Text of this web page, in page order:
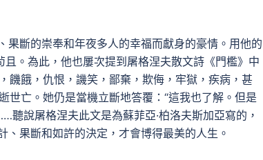
斷的崇奉和年夜多人的幸福而獻身的豪情。用他的
。為此，他也屢次提到屠格涅夫散文詩《門檻》中
饑餓，仇恨，譏笑，鄙棄，欺侮，牢獄，疾病，甚
世亡。她仍是當機立斷地答覆：“這我也了解。但是
聽說屠格涅夫此文是為蘇菲亞·柏洛夫斯加亞寫的，
果斷和如許的決定，才會博得最美的人生。